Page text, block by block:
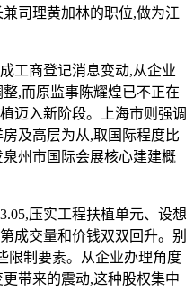
司理黄加林的职位,做为江
商登记消息变动,从企业
,而原监事陈耀煌已不正在
迈入新阶段。上海市则强调
及高层为从,取国际程度比
州市国际会展核心建建概
压实工程扶植单元、设想
成交量和价钱双双回升。别
限制要素。从企业办理角度
带来的震动,这种股权集中